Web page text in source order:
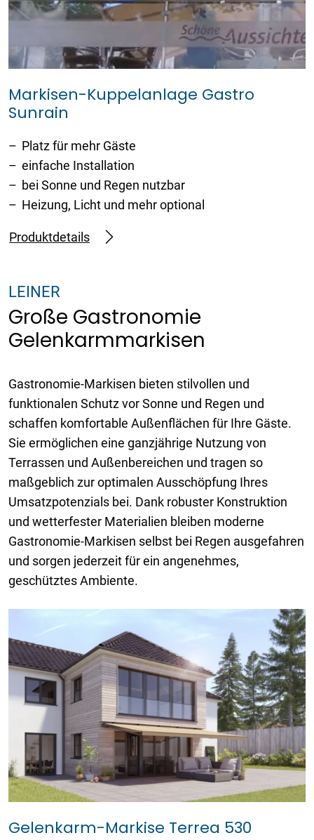
Markisen-Kuppelanlage Gastro
Sunrain
Platz für mehr Gäste
einfache Installation
bei Sonne und Regen nutzbar
Heizung, Licht und mehr optional
Produktdetails
LEINER
Große Gastronomie
Gelenkarmmarkisen
Gastronomie-Markisen bieten stilvollen und
funktionalen Schutz vor Sonne und Regen und
schaffen komfortable Außenflächen für Ihre Gäste.
Sie ermöglichen eine ganzjährige Nutzung von
Terrassen und Außenbereichen und tragen so
maßgeblich zur optimalen Ausschöpfung Ihres
Umsatzpotenzials bei. Dank robuster Konstruktion
und wetterfester Materialien bleiben moderne
Gastronomie-Markisen selbst bei Regen ausgefahren
und sorgen jederzeit für ein angenehmes,
geschütztes Ambiente.
Gelenkarm-Markise Terrea 530